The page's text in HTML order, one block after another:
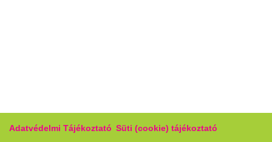
Adatvédelmi Tájékoztató Süti (cookie) tájékoztató